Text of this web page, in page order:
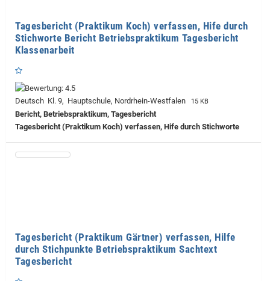
Tagesbericht (Praktikum Koch) verfassen, Hife durch
Stichworte Bericht Betriebspraktikum Tagesbericht
Klassenarbeit
Deutsch Kl. 9, Hauptschule, Nordrhein-Westfalen 15 KB
Bericht, Betriebspraktikum, Tagesbericht
Tagesbericht (Praktikum Koch) verfassen, Hife durch Stichworte
Tagesbericht (Praktikum Gärtner) verfassen, Hilfe
durch Stichpunkte Betriebspraktikum Sachtext
Tagesbericht